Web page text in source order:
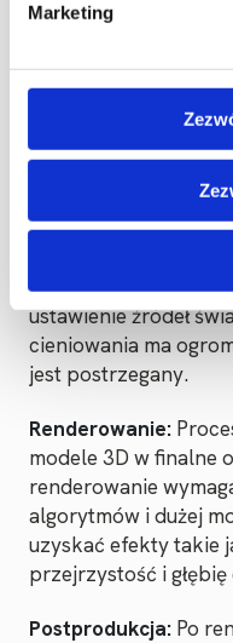
Marketing
interaktywność,
dla architektów,
które chcą
Oświetlenie:
najważniejszych
realistycznych
ustawienie źródeł
cieniowania ma
jest postrzegany.
Renderowanie:
modele 3D w finalne
renderowanie
algorytmów i dużej
uzyskać efekty takie
przejrzystość i
Postprodukcja: Po